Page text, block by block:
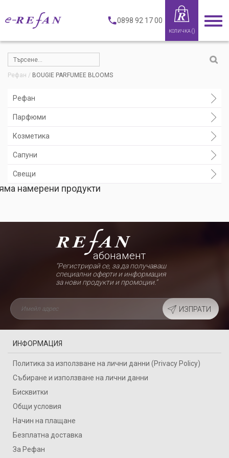
0898 92 17 00
КОЛИЧКА ()
Рефан BOUGIE PARFUMEE BLOOMS
Рефан
Парфюми
Козметика
Сапуни
Свещи
намерени продукти
абонамент
“Регистрирай се, за да получаваш
специални оферти и информация
за нови продукти и промоции.”
ИЗПРАТИ
ИНФОРМАЦИЯ
Политика за използване на лични данни (Privacy Policy)
Събиране и използване на лични данни
Бисквитки
Общи условия
Начин на плащане
Безплатна доставка
За Рефан